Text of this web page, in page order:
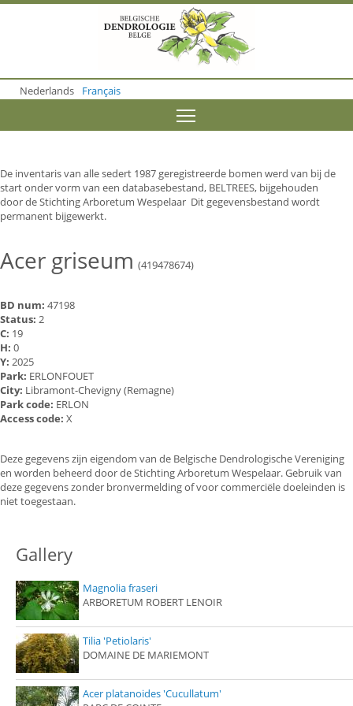
o
m
o
n
t
e
n
Nederlands Français
De inventaris van alle sedert 1987 geregistreerde bomen werd van bij de
start onder vorm van een databasebestand, BELTREES, bijgehouden
door de Stichting Arboretum Wespelaar Dit gegevensbestand wordt
permanent bijgewerkt.
Acer griseum (419478674)
BD num: 47198
Status: 2
C: 19
H: 0
Y: 2025
Park: ERLONFOUET
City: Libramont-Chevigny (Remagne)
Park code: ERLON
Access code: X
Deze gegevens zijn eigendom van de Belgische Dendrologische Vereniging
en worden beheerd door de Stichting Arboretum Wespelaar. Gebruik van
deze gegevens zonder bronvermelding of voor commerciële doeleinden is
niet toegestaan.
Gallery
Magnolia fraseri
ARBORETUM ROBERT LENOIR
Tilia 'Petiolaris'
DOMAINE DE MARIEMONT
Acer platanoides 'Cucullatum'